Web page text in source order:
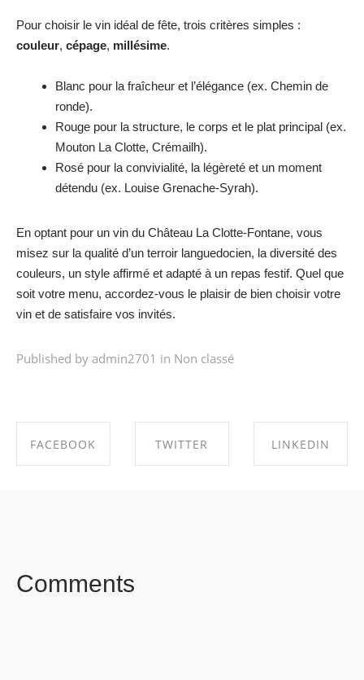
Pour choisir le vin idéal de fête, trois critères simples :
couleur, cépage, millésime.
Blanc pour la fraîcheur et l’élégance (ex. Chemin de
ronde).
Rouge pour la structure, le corps et le plat principal (ex.
Mouton La Clotte, Crémailh).
Rosé pour la convivialité, la légèreté et un moment
détendu (ex. Louise Grenache-Syrah).
En optant pour un vin du Château La Clotte-Fontane, vous
misez sur la qualité d’un terroir languedocien, la diversité des
couleurs, un style affirmé et adapté à un repas festif. Quel que
soit votre menu, accordez-vous le plaisir de bien choisir votre
vin et de satisfaire vos invités.
Published by admin2701 in Non classé
FACEBOOK TWITTER LINKEDIN
Comments